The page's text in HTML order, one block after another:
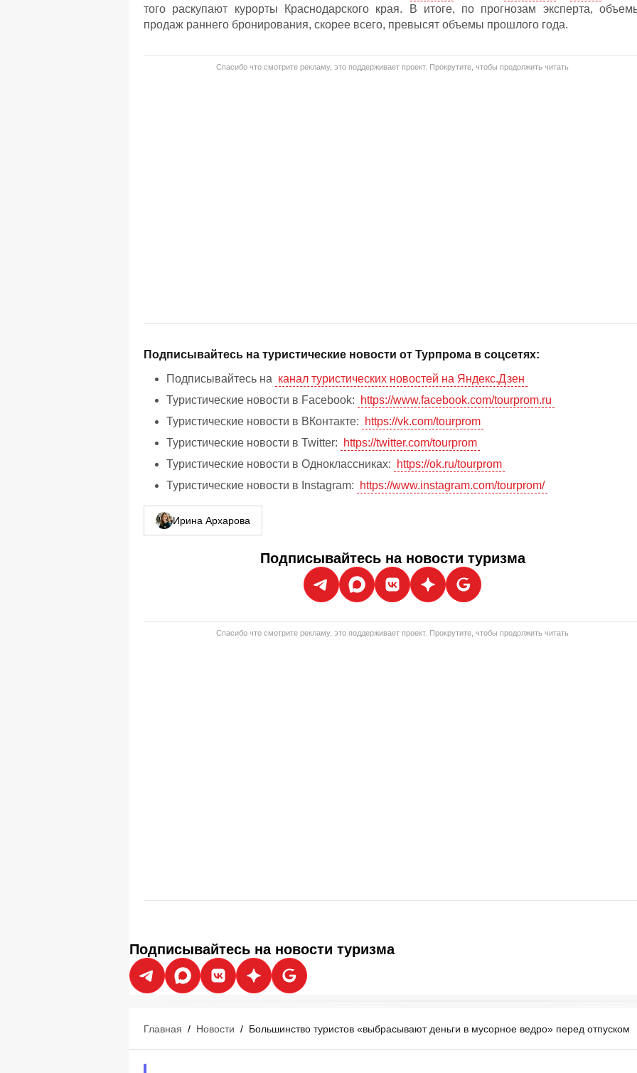
того раскупают курорты Краснодарского края. В итоге, по прогнозам эксперта,
продаж раннего бронирования, скорее всего, превысят объемы прошлого года.
Спасибо что смотрите рекламу, это поддерживает проект. Прокрутите, чтобы продолжить читать
Подписывайтесь на туристические новости от Турпрома в соцсетях:
Подписывайтесь на канал туристических новостей на Яндекс.Дзен
Туристические новости в Facebook:
https://www.facebook.com/tourprom.ru
Туристические новости в ВКонтакте:
https://vk.com/tourprom
Туристические новости в Twitter:
https://twitter.com/tourprom
Туристические новости в Одноклассниках:
https://ok.ru/tourprom
Туристические новости в Instagram:
https://www.instagram.com/tourprom/
Ирина Архарова
Подписывайтесь на новости туризма
Спасибо что смотрите рекламу, это поддерживает проект. Прокрутите, чтобы продолжить читать
Подписывайтесь на новости туризма
Главная / Новости / Большинство туристов «выбрасывают деньги в мусорное ведро» перед отпуском